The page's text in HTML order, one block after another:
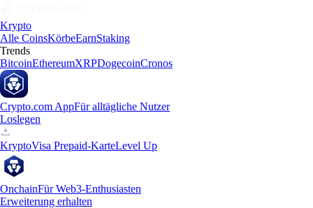
Krypto
Alle CoinsKörbeEarnStaking
Trends
BitcoinEthereumXRPDogecoinCronos
Crypto.com AppFür alltägliche Nutzer
Loslegen
KryptoVisa Prepaid-KarteLevel Up
OnchainFür Web3-Enthusiasten
Erweiterung erhalten